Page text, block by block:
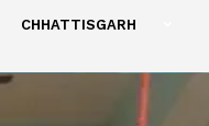
CHHATTISGARH